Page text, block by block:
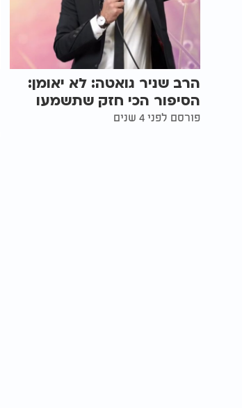
הרב שניר גואטה: לא יאומן:
הסיפור הכי חזק שתשמעו
פורסם לפני 4 שנים